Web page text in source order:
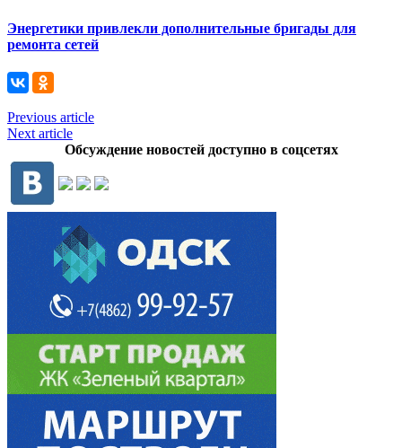
Энергетики привлекли дополнительные бригады для
ремонта сетей
Previous article
Next article
Обсуждение новостей доступно в соцсетях